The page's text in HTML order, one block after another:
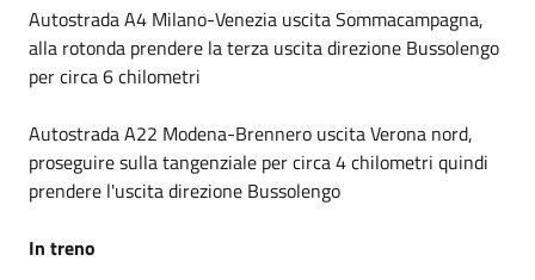
Autostrada A4 Milano-Venezia uscita Sommacampagna,
alla rotonda prendere la terza uscita direzione Bussolengo
per circa 6 chilometri
Autostrada A22 Modena-Brennero uscita Verona nord,
proseguire sulla tangenziale per circa 4 chilometri quindi
prendere l'uscita direzione Bussolengo
In treno